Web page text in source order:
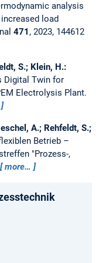
analysis
load
471 , 2023, 144612
S.; Klein, H.:
Digital Twin for
Electrolysis Plant.
A.; Rehfeldt, S.;
Betrieb –
"Prozess-,
more…